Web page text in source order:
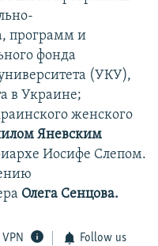
программ и
фонда
(УКУ),
в Украине;
женского
Яневским
Иосифе Слепом.
Олега Сенцова.
Follow us